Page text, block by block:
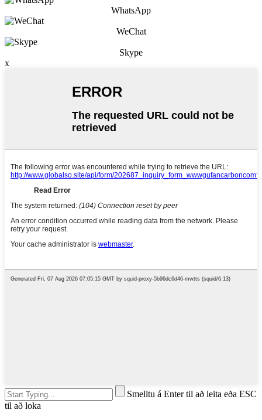
WhatsApp
WeChat
Skype
x
Smelltu á Enter til að leita eða ESC
til að loka